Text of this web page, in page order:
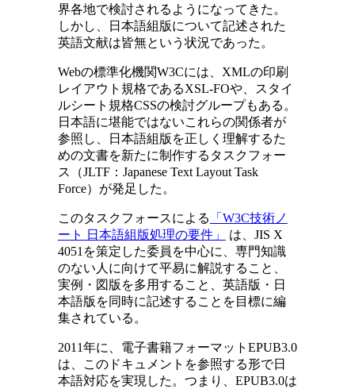
界各地で検討されるようになってきた。
しかし、日本語組版について記述された
英語文献は皆無という状況であった。
Webの標準化機関W3Cには、XMLの印刷
レイアウト規格であるXSL-FOや、スタイ
ルシート規格CSSの検討グループもある。
日本語に堪能ではないこれらの関係者が
参照し、日本語組版を正しく理解するた
めの文書を新たに制作するタスクフォー
ス（JLTF：Japanese Text Layout Task
Force）が発足した。
このタスクフォースによる
「W3C技術ノ
ート 日本語組版処理の要件」
は、JIS X
4051を策定した委員を中心に、専門知識
のない人に向けて平易に解説すること、
実例・図版を多用すること、英語版・日
本語版を同時に記述することを目標に編
集されている。
2011年に、電子書籍フォーマットEPUB3.0
は、このドキュメントを参照する形で日
本語対応を実現した。つまり、EPUB3.0は